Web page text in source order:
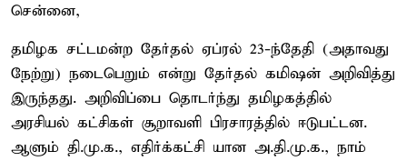
சென்னை,
தமிழக சட்டமன்ற தேர்தல் ஏப்ரல் 23-ந்தேதி (அதாவது
நேற்று) நடைபெறும் என்று தேர்தல் கமிஷன் அறிவித்து
இருந்தது. அறிவிப்பை தொடர்ந்து தமிழகத்தில்
அரசியல் கட்சிகள் சூறாவளி பிரசாரத்தில் ஈடுபட்டன.
ஆளும் தி.மு.க., எதிர்க்கட்சி யான அ.தி.மு.க., நாம்